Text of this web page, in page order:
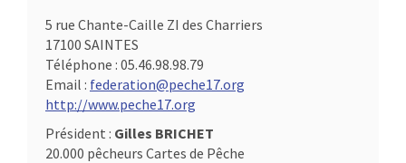
5 rue Chante-Caille ZI des Charriers
17100 SAINTES
Téléphone : 05.46.98.98.79
Email : federation@peche17.org
http://www.peche17.org
Président : Gilles BRICHET
20.000 pêcheurs Cartes de Pêche